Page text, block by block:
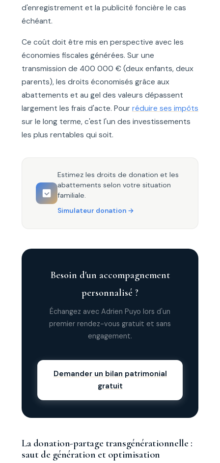
d'enregistrement et la publicité foncière le cas
échéant.
Ce coût doit être mis en perspective avec les
économies fiscales générées. Sur une
transmission de 400 000 € (deux enfants, deux
parents), les droits économisés grâce aux
abattements et au gel des valeurs dépassent
largement les frais d'acte. Pour réduire ses impôts
sur le long terme, c'est l'un des investissements
les plus rentables qui soit.
Estimez les droits de donation et les
abattements selon votre situation
familiale.
Simulateur donation
Besoin d'un accompagnement
personnalisé ?
Échangez avec Adrien Puyo lors d'un
premier rendez-vous gratuit et sans
engagement.
Demander un bilan patrimonial
gratuit
La donation-partage transgénérationnelle :
saut de génération et optimisation